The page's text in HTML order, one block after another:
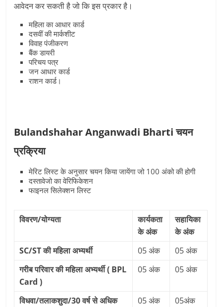
आवेदन कर सकती है जो कि इस प्रकार है।
महिला का आधार कार्ड
दसवीं की मार्कशीट
विवाह पंजीकरण
बैंक डायरी
परिचय पत्र
जन आधार कार्ड
राशन कार्ड।
Bulandshahar Anganwadi Bharti चयन
प्रक्रिया
मेरिट लिस्‍ट के अनुसार चयन किया जायेंगा जो 100 अंको की होगी
दस्तावेजो का वेरिफिकेशन
फाइनल सिलेक्शन लिस्ट
विवरण/योग्‍यता
कार्यकता
के अंक
सहायिका
के अंक
SC/ST की महिला अभ्‍यर्थी
05 अंक
05 अंक
गरीब परिवार की महिला अभ्‍यर्थी ( BPL
Card )
05 अंक 05 अंक
विधवा/तलाकशुदा/30 वर्ष से अधिक
05 अंक 05अंक